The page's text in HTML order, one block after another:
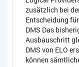
zusätzlich bei
Entscheidung
DMS Das
Ausbauschritt
DMS von ELO
können